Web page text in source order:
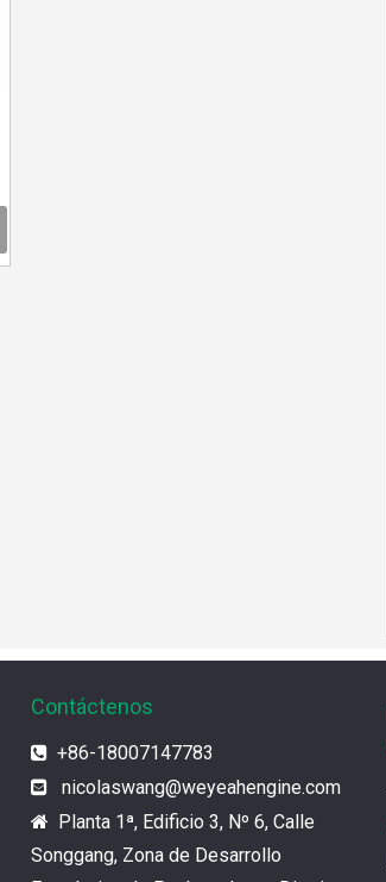
Contáctenos
 +86-18007147783
 nicolaswang@weyeahengine.com
 Planta 1ª, Edificio 3, Nº 6, Calle
Songgang, Zona de Desarrollo